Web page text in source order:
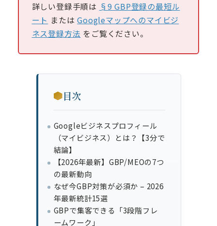
詳しい登録手順は §9 GBP登録の最短ル
ート またはGoogleマップへのマイビジ
ネス登録方法 をご覧ください。
目次
Googleビジネスプロフィール
（マイビジネス）とは？【3分で
結論】
【2026年最新】GBP/MEOの7つ
の最新動向
なぜ今GBP対策が必須か – 2026
年最新統計15選
GBPで集客できる「3段階フレ
ームワーク」